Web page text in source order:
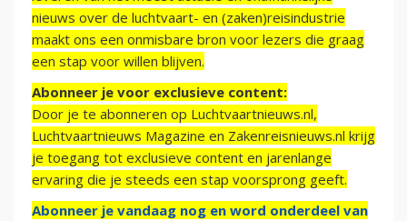
nieuws over de luchtvaart- en (zaken)reisindustrie
maakt ons een onmisbare bron voor lezers die graag
een stap voor willen blijven.
Abonneer je voor exclusieve content:
Door je te abonneren op Luchtvaartnieuws.nl,
Luchtvaartnieuws Magazine en Zakenreisnieuws.nl krijg
je toegang tot exclusieve content en jarenlange
ervaring die je steeds een stap voorsprong geeft.
Abonneer je vandaag nog en word onderdeel van